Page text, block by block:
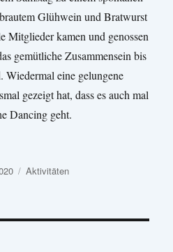
Glühwein und Bratwurst
Mitglieder kamen und genossen
gemütliche Zusammensein bis
Wiedermal eine gelungene
gezeigt hat, dass es auch mal
Dancing geht.
Kategorien
Aktivitäten